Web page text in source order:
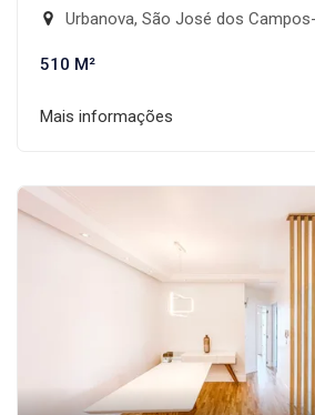
Urbanova, São José dos
510 M²
Mais informações